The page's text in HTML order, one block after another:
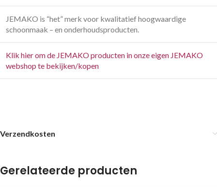
JEMAKO is “het” merk voor kwalitatief hoogwaardige
schoonmaak – en onderhoudsproducten.
Klik hier om de JEMAKO producten in onze eigen JEMAKO
webshop te bekijken/kopen
Verzendkosten
Gerelateerde producten